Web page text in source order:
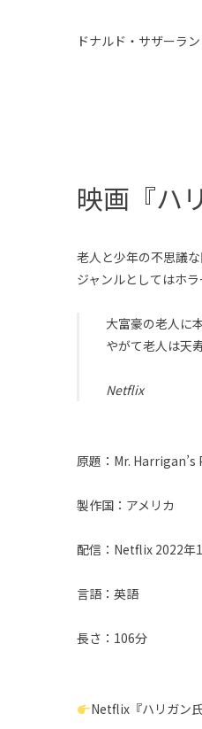
ドナルド・サザーラ
映画『ハ
老人と少年の不思議な
ジャンルとしてはホラ
大富豪の老人に
やがて老人は天
Netflix
原題：Mr. Harrigan’s
製作国：アメリカ
配信：Netflix 2022年
言語：英語
長さ：106分
Netflix『ハリガン